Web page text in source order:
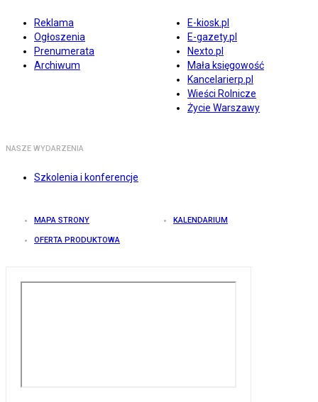
Reklama
Ogłoszenia
Prenumerata
Archiwum
E-kiosk.pl
E-gazety.pl
Nexto.pl
Mała księgowość
Kancelarierp.pl
Wieści Rolnicze
Życie Warszawy
NASZE WYDARZENIA
Szkolenia i konferencje
MAPA STRONY KALENDARIUM
OFERTA PRODUKTOWA